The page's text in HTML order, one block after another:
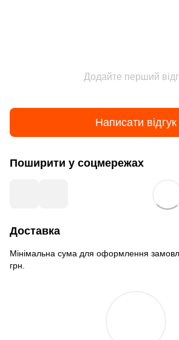
Додайте перший
Написати відгук
Поширити у соцмережах
Доставка
Мінімальна сума для оформлення
грн.